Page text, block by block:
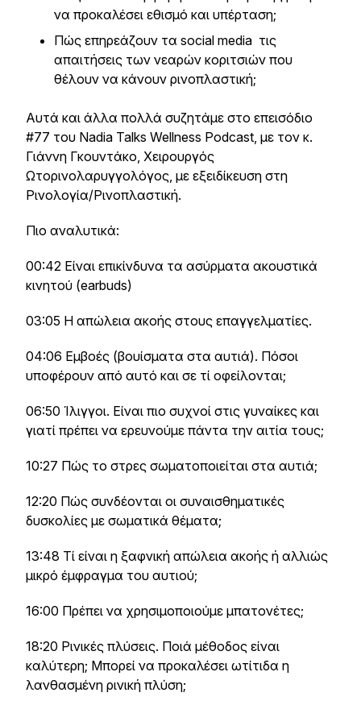
να προκαλέσει εθισμό και υπέρταση;
Πώς επηρεάζουν τα social media τις
απαιτήσεις των νεαρών κοριτσιών που
θέλουν να κάνουν ρινοπλαστική;
Αυτά και άλλα πολλά συζητάμε στο επεισόδιο
#77 του Nadia Talks Wellness Podcast, με τον κ.
Γιάννη Γκουντάκο, Χειρουργός
Ωτορινολαρυγγολόγος, με εξειδίκευση στη
Ρινολογία/Ρινοπλαστική.
Πιο αναλυτικά:
00:42 Είναι επικίνδυνα τα ασύρματα ακουστικά
κινητού (earbuds)
03:05 Η απώλεια ακοής στους επαγγελματίες.
04:06 Εμβοές (βουίσματα στα αυτιά). Πόσοι
υποφέρουν από αυτό και σε τί οφείλονται;
06:50 Ίλιγγοι. Είναι πιο συχνοί στις γυναίκες και
γιατί πρέπει να ερευνούμε πάντα την αιτία τους;
10:27 Πώς το στρες σωματοποιείται στα αυτιά;
12:20 Πώς συνδέονται οι συναισθηματικές
δυσκολίες με σωματικά θέματα;
13:48 Τί είναι η ξαφνική απώλεια ακοής ή αλλιώς
μικρό έμφραγμα του αυτιού;
16:00 Πρέπει να χρησιμοποιούμε μπατονέτες;
18:20 Ρινικές πλύσεις. Ποιά μέθοδος είναι
καλύτερη; Μπορεί να προκαλέσει ωτίτιδα η
λανθασμένη ρινική πλύση;